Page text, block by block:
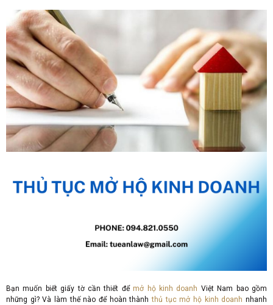
Bạn muốn biết giấy tờ cần thiết để mở hộ kinh doanh Việt Nam bao gồm
những gì? Và làm thế nào để hoàn thànhthủ tục mở hộ kinh doanh nhanh